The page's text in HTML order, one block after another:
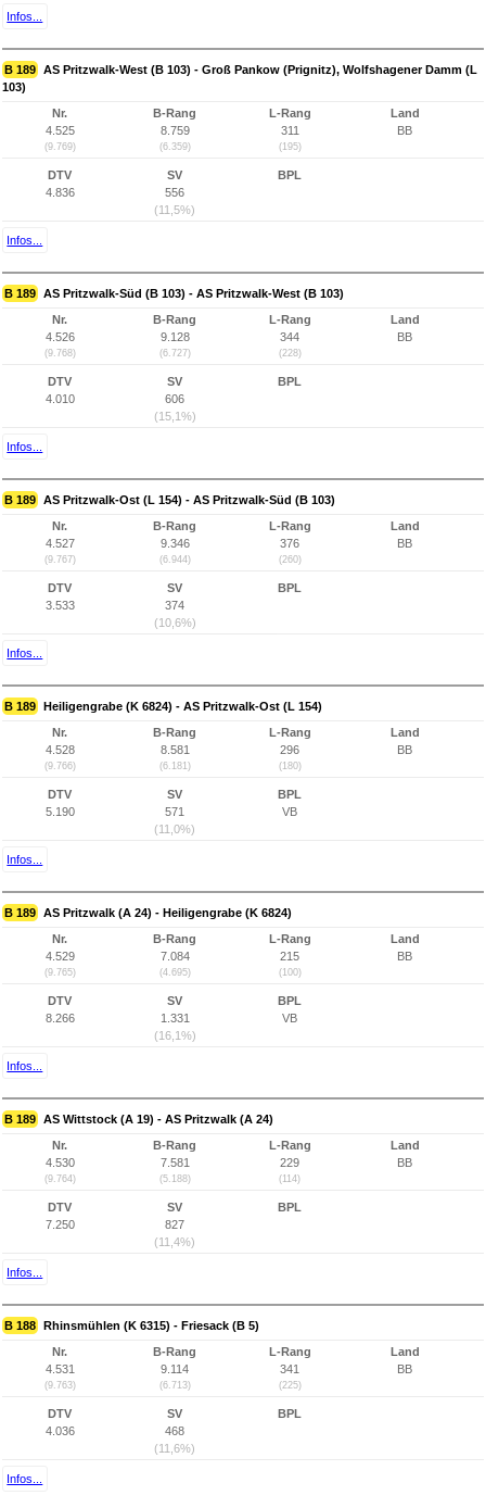
Infos...
B 189 AS Pritzwalk-West (B 103) - Groß Pankow (Prignitz), Wolfshagener Damm (L
103)
Nr.
4.525
(9.769)
B-Rang
8.759
(6.359)
L-Rang
311
(195)
Land
BB
DTV
4.836
SV
556
(11,5%)
BPL
Infos...
B 189 AS Pritzwalk-Süd (B 103) - AS Pritzwalk-West (B 103)
Nr.
4.526
(9.768)
B-Rang
9.128
(6.727)
L-Rang
344
(228)
Land
BB
DTV
4.010
SV
606
(15,1%)
BPL
Infos...
B 189 AS Pritzwalk-Ost (L 154) - AS Pritzwalk-Süd (B 103)
Nr.
4.527
(9.767)
B-Rang
9.346
(6.944)
L-Rang
376
(260)
Land
BB
DTV
3.533
SV
374
(10,6%)
BPL
Infos...
B 189 Heiligengrabe (K 6824) - AS Pritzwalk-Ost (L 154)
Nr.
4.528
(9.766)
B-Rang
8.581
(6.181)
L-Rang
296
(180)
Land
BB
DTV
5.190
SV
571
(11,0%)
BPL
VB
Infos...
B 189 AS Pritzwalk (A 24) - Heiligengrabe (K 6824)
Nr.
4.529
(9.765)
B-Rang
7.084
(4.695)
L-Rang
215
(100)
Land
BB
DTV
8.266
SV
1.331
(16,1%)
BPL
VB
Infos...
B 189 AS Wittstock (A 19) - AS Pritzwalk (A 24)
Nr.
4.530
(9.764)
B-Rang
7.581
(5.188)
L-Rang
229
(114)
Land
BB
DTV
7.250
SV
827
(11,4%)
BPL
Infos...
B 188 Rhinsmühlen (K 6315) - Friesack (B 5)
Nr.
4.531
(9.763)
B-Rang
9.114
(6.713)
L-Rang
341
(225)
Land
BB
DTV
4.036
SV
468
(11,6%)
BPL
Infos...